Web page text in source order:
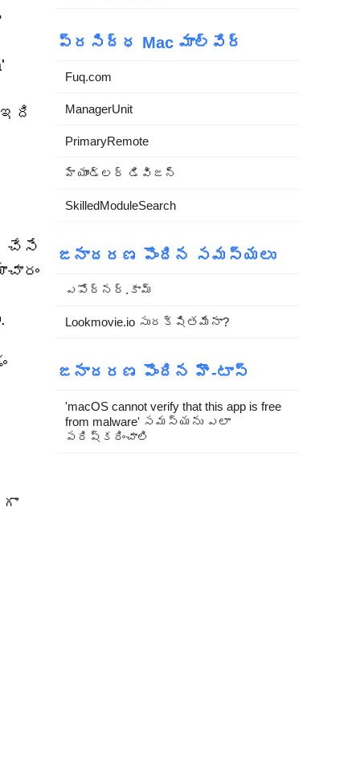
ఇది
చేసే
ప్రసిద్ధ Mac మాల్వేర్
Fuq.com
ManagerUnit
PrimaryRemote
హ్యాండ్లర్ డివిజన్
SkilledModuleSearch
జనాదరణ పొందిన సమస్యలు
ఎపోర్నర్.కామ్
Lookmovie.io సురక్షితమేనా?
జనాదరణ పొందిన హౌ-టాస్
'macOS cannot verify that this app is free
from malware' సమస్యను ఎలా
పరిష్కరించాలి